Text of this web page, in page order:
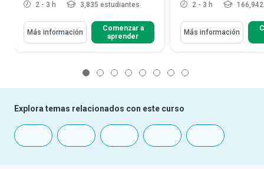
2 - 3 h 3,835 estudiantes
Más información
Comenzar a
aprender
2 - 3 h
Más información
Explora temas relacionados con este curso